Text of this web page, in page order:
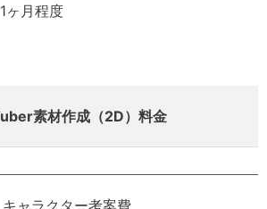
1ヶ月程度
素材作成（2D）料金
キャラクター考案費